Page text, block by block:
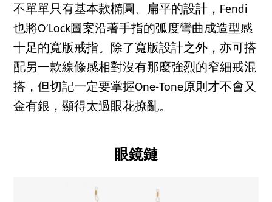
不單單只有基本款橢圓、扁平的設計，Fendi
也將O’Lock圖案沿著手指的弧度彎曲成造型感
十足的寬版戒指。除了寬版設計之外，亦可搭
配另一款線條感相對沒有那麼強烈的窄細戒混
搭，但切記一定要掌握One-Tone原則才不會又
金有銀，顯得太過眼花撩亂。
眼鏡鏈